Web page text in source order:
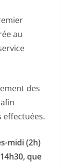
au
des
effectuées.
midi (2h)
que